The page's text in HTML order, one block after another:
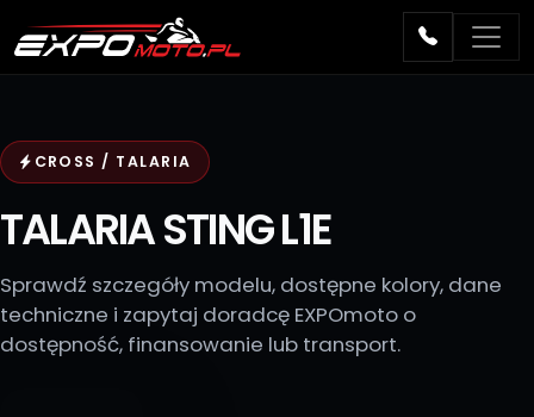
CROSS / TALARIA
TALARIA STING L1E
Sprawdź szczegóły modelu, dostępne kolory, dane
techniczne i zapytaj doradcę EXPOmoto o
dostępność, finansowanie lub transport.